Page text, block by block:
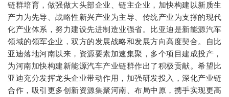
链群培育，做强做大头部企业、链主企业，加快构建以新质生
产力为先导、战略性新兴产业为主导、传统产业为支撑的现代
化产业体系，努力建设先进制造业强省。比亚迪是新能源汽车
领域的领军企业，双方的发展战略和发展方向高度契合。自比
亚迪落地河南以来，资源要素加速集聚，多个项目建成投产，
为河南加快构建新能源汽车产业链群作出了积极贡献。希望比
亚迪充分发挥龙头企业带动作用，加强研发投入，深化产业链
合作，吸引更多创新资源集聚河南、布局中原，携手实现更高